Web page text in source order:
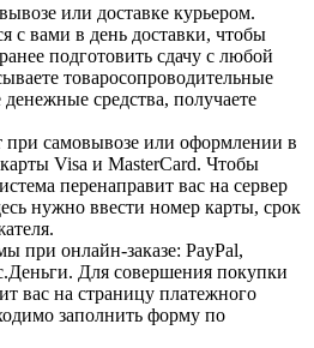
или доставке курьером.
с вами в день доставки, чтобы
подготовить сдачу с любой
товаросопроводительные
средства, получаете
при самовывозе или оформлении в
Visa и MasterCard. Чтобы
перенаправит вас на сервер
нужно ввести номер карты, срок
при онлайн-заказе: PayPal,
Для совершения покупки
вас на страницу платежного
заполнить форму по